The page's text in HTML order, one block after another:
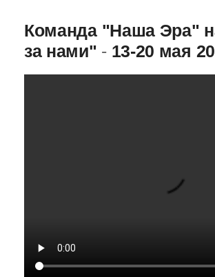
Команда "Наша Эра"
за нами" - 13-20 мая